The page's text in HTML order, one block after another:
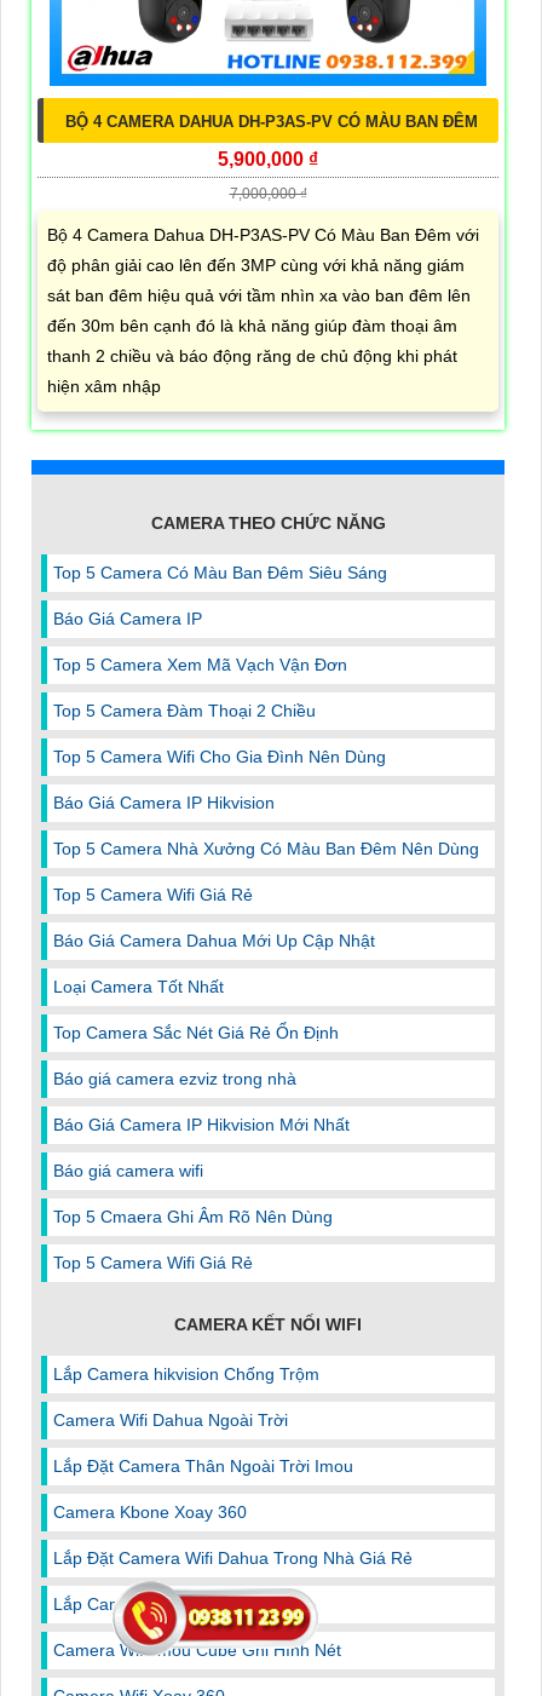
BỘ 4 CAMERA DAHUA DH-P3AS-PV CÓ MÀU BAN ĐÊM
5,900,000 ₫
7,000,000 ₫
Bộ 4 Camera Dahua DH-P3AS-PV Có Màu Ban Đêm với
độ phân giải cao lên đến 3MP cùng với khả năng giám
sát ban đêm hiệu quả với tầm nhìn xa vào ban đêm lên
đến 30m bên cạnh đó là khả năng giúp đàm thoại âm
thanh 2 chiều và báo động răng de chủ động khi phát
hiện xâm nhập
CAMERA THEO CHỨC NĂNG
Top 5 Camera Có Màu Ban Đêm Siêu Sáng
Báo Giá Camera IP
Top 5 Camera Xem Mã Vạch Vận Đơn
Top 5 Camera Đàm Thoại 2 Chiều
Top 5 Camera Wifi Cho Gia Đình Nên Dùng
Báo Giá Camera IP Hikvision
Top 5 Camera Nhà Xưởng Có Màu Ban Đêm Nên Dùng
Top 5 Camera Wifi Giá Rẻ
Báo Giá Camera Dahua Mới Up Cập Nhật
Loại Camera Tốt Nhất
Top Camera Sắc Nét Giá Rẻ Ổn Định
Báo giá camera ezviz trong nhà
Báo Giá Camera IP Hikvision Mới Nhất
Báo giá camera wifi
Top 5 Cmaera Ghi Âm Rõ Nên Dùng
Top 5 Camera Wifi Giá Rẻ
CAMERA KẾT NỐI WIFI
Lắp Camera hikvision Chống Trộm
Camera Wifi Dahua Ngoài Trời
Lắp Đặt Camera Thân Ngoài Trời Imou
Camera Kbone Xoay 360
Lắp Đặt Camera Wifi Dahua Trong Nhà Giá Rẻ
Lắp Camera Wifi Dahua
Camera Wifi Imou Cube Ghi Hình Nét